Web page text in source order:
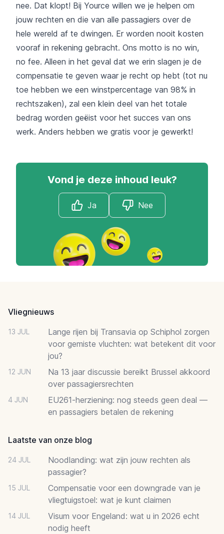
nee. Dat klopt! Bij Yource willen we je helpen om
jouw rechten en die van alle passagiers over de
hele wereld af te dwingen. Er worden nooit kosten
vooraf in rekening gebracht. Ons motto is no win,
no fee. Alleen in het geval dat we erin slagen je de
compensatie te geven waar je recht op hebt (tot nu
toe hebben we een winstpercentage van 98% in
rechtszaken), zal een klein deel van het totale
bedrag worden geëist voor het succes van ons
werk. Anders hebben we gratis voor je gewerkt!
Vond je deze inhoud leuk?
Ja Nee
Vliegnieuws
13 JUL
Lange rijen bij Transavia op Schiphol zorgen
voor gemiste vluchten: wat betekent dit voor
jou?
12 JUN
Na 13 jaar discussie bereikt Brussel akkoord
over passagiersrechten
4 JUN
EU261-herziening: nog steeds geen deal —
en passagiers betalen de rekening
Laatste van onze blog
24 JUL
Noodlanding: wat zijn jouw rechten als
passagier?
15 JUL
Compensatie voor een downgrade van je
vliegtuigstoel: wat je kunt claimen
14 JUL
Visum voor Engeland: wat u in 2026 echt
nodig heeft